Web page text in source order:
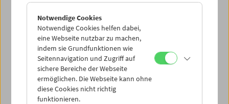
Di 16.5.
Mi 17.5.
Do 18.5.
Notwendige Cookies
Notwendige Cookies helfen dabei,
eine Webseite nutzbar zu machen,
indem sie Grundfunktionen wie
Seitennavigation und Zugriff auf
sichere Bereiche der Webseite
ermöglichen. Die Webseite kann ohne
diese Cookies nicht richtig
funktionieren.